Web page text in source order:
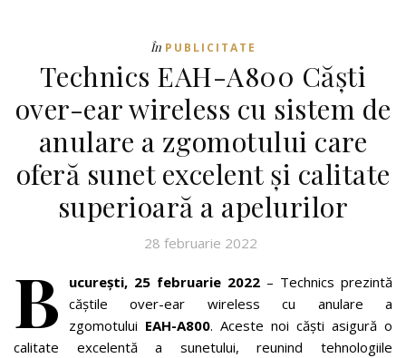
În PUBLICITATE
Technics EAH-A800 Căști
over-ear wireless cu sistem de
anulare a zgomotului care
oferă sunet excelent și calitate
superioară a apelurilor
28 februarie 2022
B ucurești, 25 februarie 2022 – Technics prezintă
căștile over-ear wireless cu anulare a
zgomotului EAH-A800. Aceste noi căști asigură o
calitate excelentă a sunetului, reunind tehnologiile